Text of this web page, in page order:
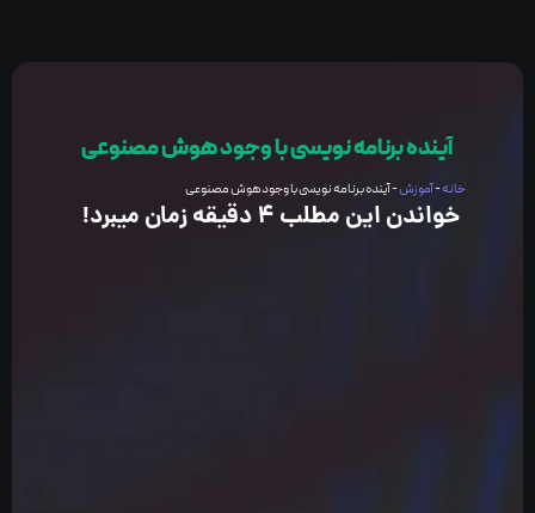
آینده برنامه نویسی با وجود هوش مصنوعی
خانه-آموزش-آینده برنامه نویسی با وجود هوش مصنوعی
خواندن این مطلب 4 دقیقه زمان میبرد!